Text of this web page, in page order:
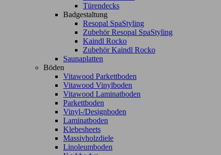
Türendecks
Badgestaltung
Resopal SpaStyling
Zubehör Resopal SpaStyling
Kaindl Rocko
Zubehör Kaindl Rocko
Saunaplatten
Böden
Vitawood Parkettboden
Vitawood Vinylboden
Vitawood Laminatboden
Parkettboden
Vinyl-/Designboden
Laminatboden
Klebesheets
Massivholzdiele
Linoleumboden